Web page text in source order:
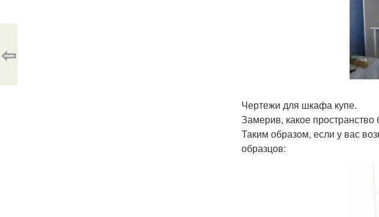
Чертежи для шкафа купе.
Замерив, какое
Таким образом, если у вас
образцов:
⇦